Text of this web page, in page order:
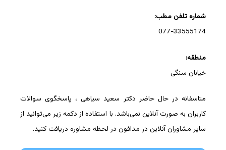
شماره تلفن مطب:
077-33555174
منطقه:
خیابان سنگی
متاسفانه در حال حاضر دکتر سعید سیاهی ، پاسخگوی سوالات
کاربران به صورت آنلاین نمی‌باشد. با استفاده از دکمه زیر می‌توانید از
سایر مشاوران آنلاین در مدافون در لحظه مشاوره دریافت کنید.